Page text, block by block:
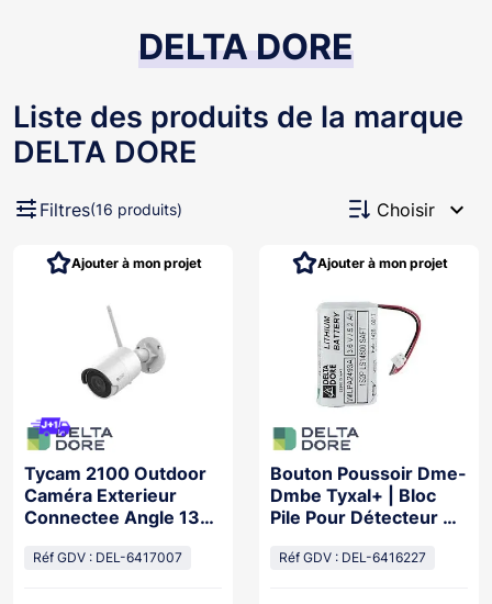
DELTA DORE
Liste des produits de la marque
DELTA DORE
Filtres(16 produits) Choisir expand_more
Tycam 2100 Outdoor
Caméra Exterieur
Connectee Angle 130
Réf GDV : DEL-6417007
Ajouter à mon projet
Bouton Poussoir Dme-
Dmbe Tyxal+ | Bloc
Pile Pour Détecteur De
Réf GDV : DEL-6416227
Ajouter à mon projet